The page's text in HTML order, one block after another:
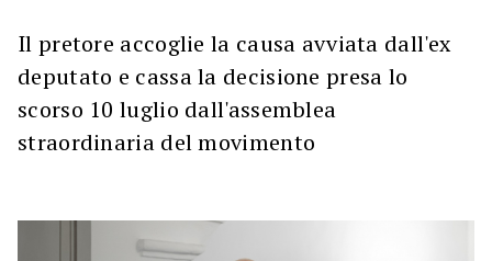
Il pretore accoglie la causa avviata dall'ex
deputato e cassa la decisione presa lo
scorso 10 luglio dall'assemblea
straordinaria del movimento